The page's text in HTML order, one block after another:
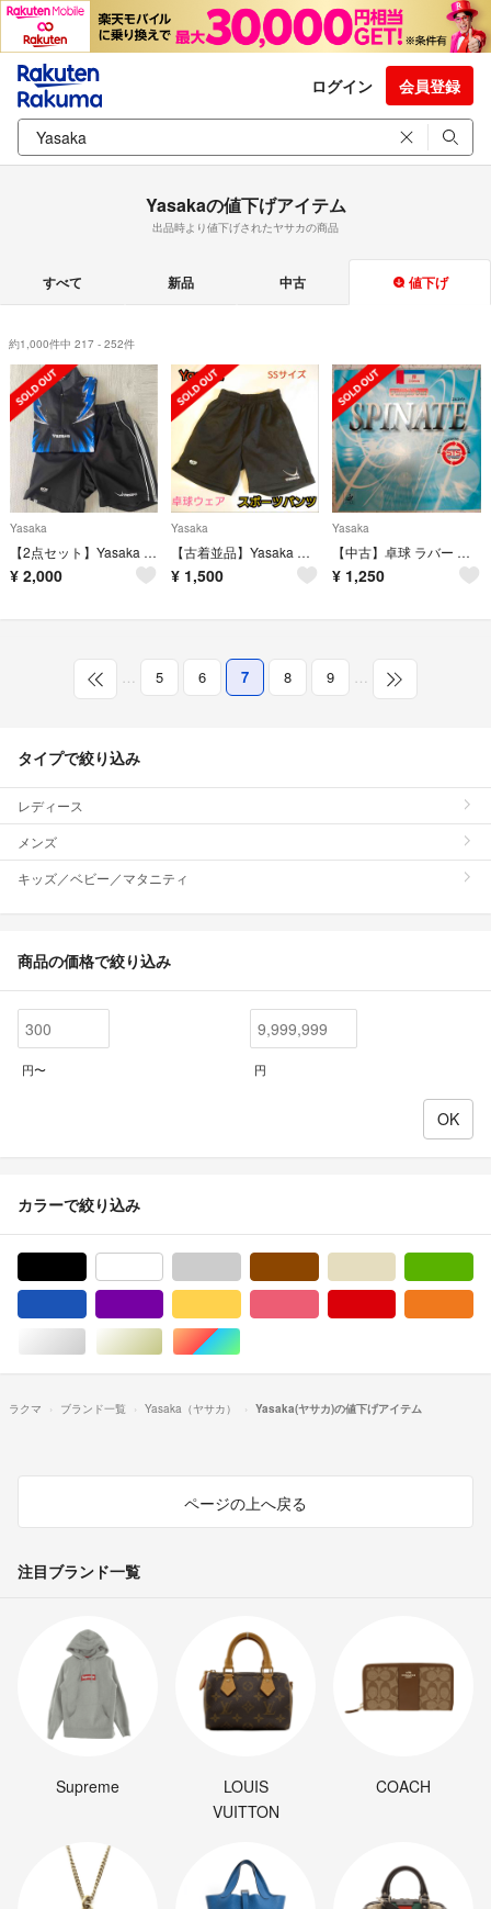
ログイン 会員登録
Yasakaの値下げアイテム
出品時より値下げされたヤサカの商品
すべて 新品 中古 値下げ
約1,000件中 217 - 252件
Yasaka
【2点セット】Yasaka 卓球 ユニフォーム
¥ 2,000
Yasaka
【古着並品】Yasaka ヤサカ 卓球ウェア スポーツウェア ショートパンツ
¥ 1,500
Yasaka
【中古】卓球 ラバー 回転系表ソフト ヤサカ スピネイト 赤 厚(2.0mm)
¥ 1,250
… 5 6 7 8 9 …
タイプで絞り込み
レディース
メンズ
キッズ／ベビー／マタニティ
商品の価格で絞り込み
円〜 円
カラーで絞り込み
シルバー/銀色系ゴールド/金色系マルチカラー
ラクマ ブランド一覧 Yasaka（ヤサカ） Yasaka(ヤサカ)の値下げアイテム
ページの上へ戻る
注目ブランド一覧
Supreme
LOUIS
VUITTON
COACH